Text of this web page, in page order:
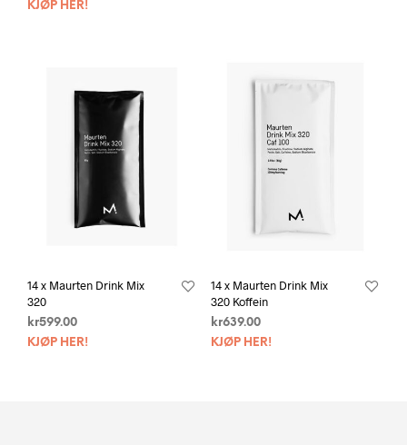
KJØP HER!
14 x Maurten Drink Mix
320
kr599.00
KJØP HER!
14 x Maurten Drink Mix
320 Koffein
kr639.00
KJØP HER!